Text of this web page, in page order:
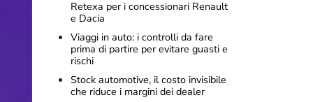
Retexa per i concessionari Renault
e Dacia
Viaggi in auto: i controlli da fare
prima di partire per evitare guasti e
rischi
Stock automotive, il costo invisibile
che riduce i margini dei dealer